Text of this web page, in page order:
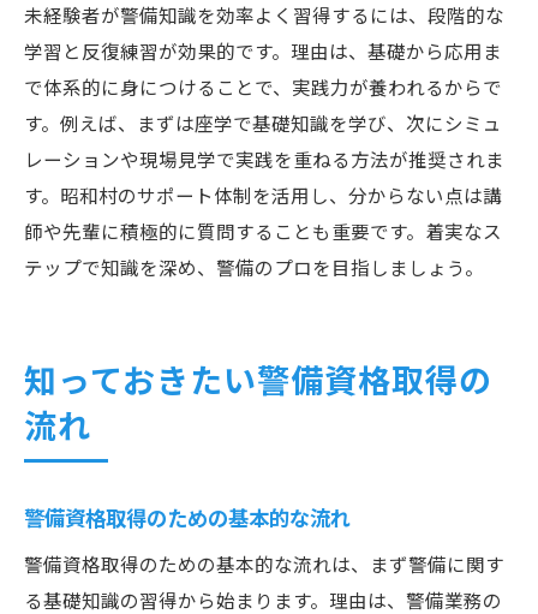
未経験者が警備知識を効率よく習得するには、段階的な
学習と反復練習が効果的です。理由は、基礎から応用ま
で体系的に身につけることで、実践力が養われるからで
す。例えば、まずは座学で基礎知識を学び、次にシミュ
レーションや現場見学で実践を重ねる方法が推奨されま
す。昭和村のサポート体制を活用し、分からない点は講
師や先輩に積極的に質問することも重要です。着実なス
テップで知識を深め、警備のプロを目指しましょう。
知っておきたい警備資格取得の
流れ
警備資格取得のための基本的な流れ
警備資格取得のための基本的な流れは、まず警備に関す
る基礎知識の習得から始まります。理由は、警備業務の